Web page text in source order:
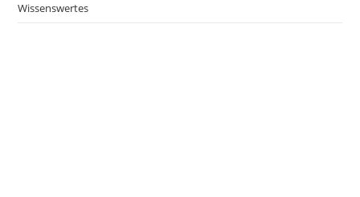
Wissenswertes